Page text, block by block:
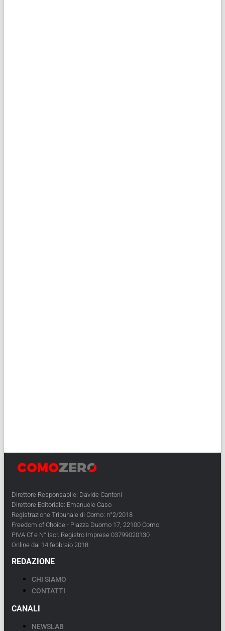
Direttore Responsabile: Davide Cantoni
Direttore Editoriale: Emanuele Caso
Registrazione Tribunale di Como: n°2/2018
Freedom of Choice - Piazza Duomo 17, 22100 Como
PIVA Cf e N° Iscr. Registro Imprese 03799020130
Online dal 14 febbraio 2018
REDAZIONE
CHI SIAMO
CONTATTI
CANALI
NEWSLAB